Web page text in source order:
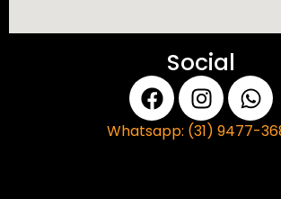
Social
Whatsapp: (31) 9477-